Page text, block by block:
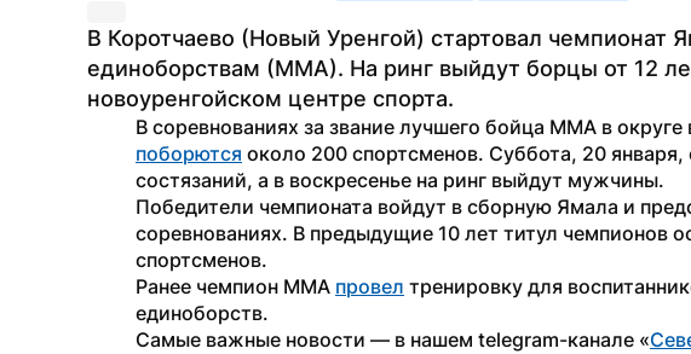
В Коротчаево (Новый Уренгой) стартовал чемпионат
единоборствам (ММА). На ринг выйдут борцы от 12
новоуренгойском центре спорта.
поборются около 200 спортсменов. Суббота, 20
состязаний, а в воскресенье на ринг выйдут мужчины.
Победители чемпионата войдут в сборную Ямала и
соревнованиях. В предыдущие 10 лет титул чемпионов
спортсменов.
Ранее чемпион ММА провел тренировку для
единоборств.
Самые важные новости — в нашем telegram-канале «